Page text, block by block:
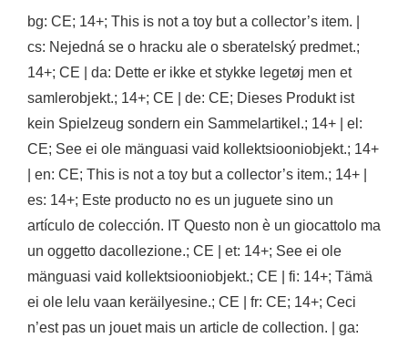
bg: CE; 14+; This is not a toy but a collector’s item. |
cs: Nejedná se o hracku ale o sberatelský predmet.;
14+; CE | da: Dette er ikke et stykke legetøj men et
samlerobjekt.; 14+; CE | de: CE; Dieses Produkt ist
kein Spielzeug sondern ein Sammelartikel.; 14+ | el:
CE; See ei ole mänguasi vaid kollektsiooniobjekt.; 14+
| en: CE; This is not a toy but a collector’s item.; 14+ |
es: 14+; Este producto no es un juguete sino un
artículo de colección. IT Questo non è un giocattolo ma
un oggetto dacollezione.; CE | et: 14+; See ei ole
mänguasi vaid kollektsiooniobjekt.; CE | fi: 14+; Tämä
ei ole lelu vaan keräilyesine.; CE | fr: CE; 14+; Ceci
n’est pas un jouet mais un article de collection. | ga: